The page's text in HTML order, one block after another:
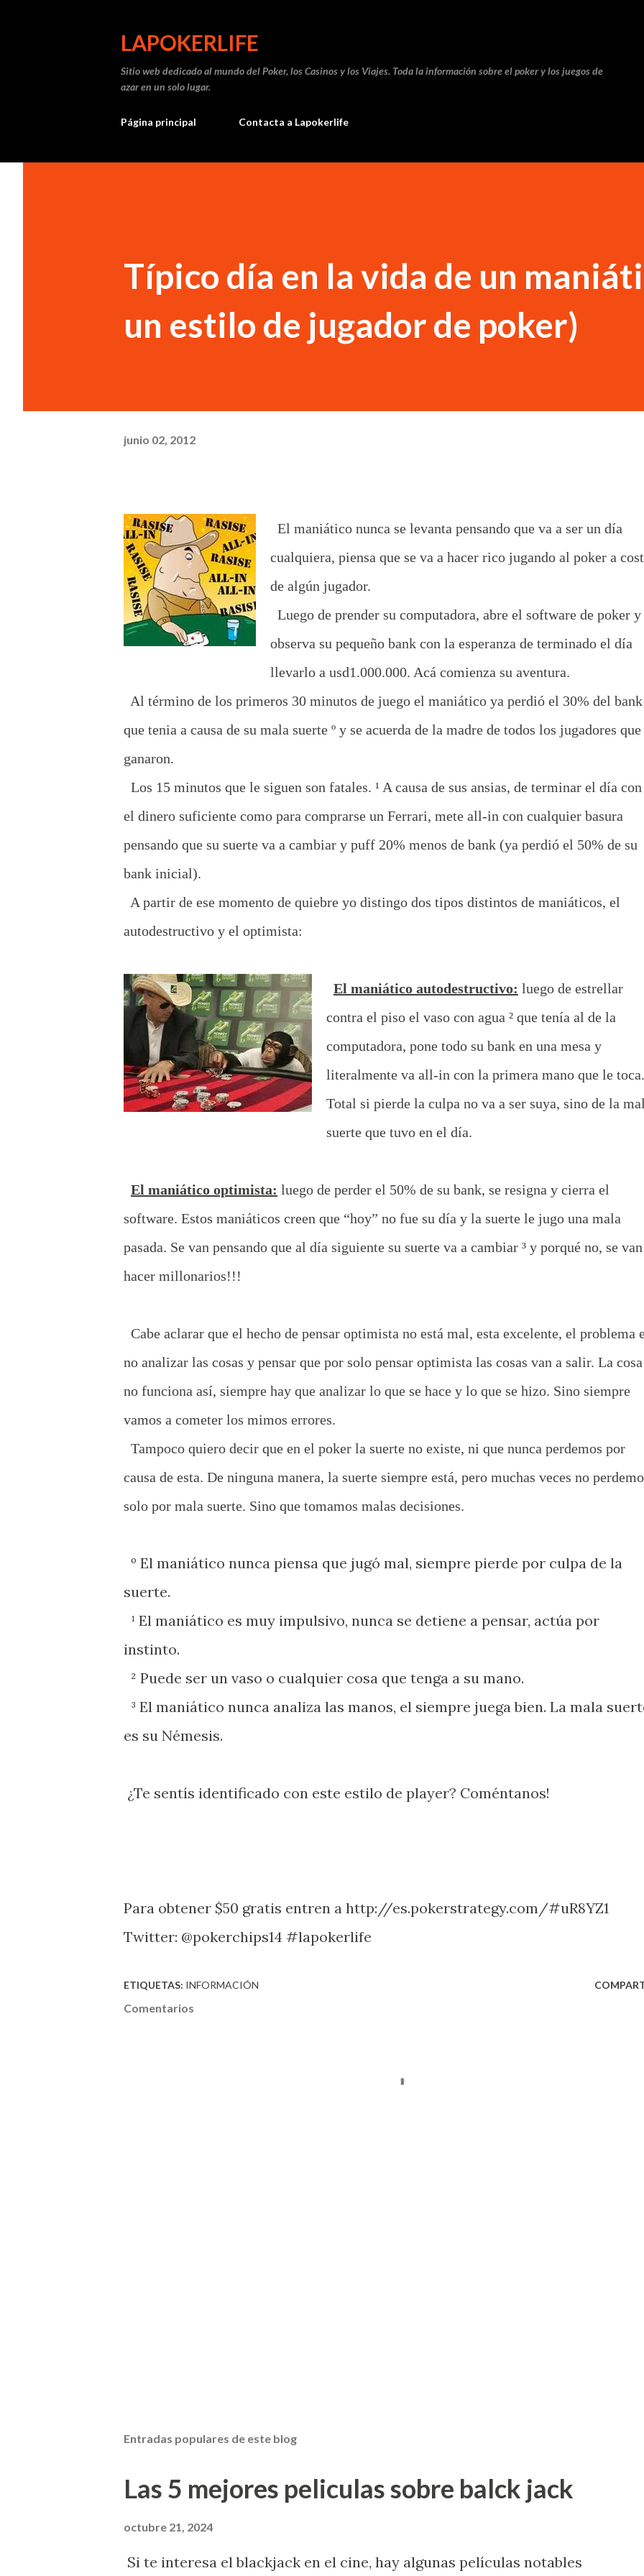
LAPOKERLIFE
Sitio web dedicado al mundo del Poker, los Casinos y los Viajes. Toda la información sobre el poker y los juegos de
azar en un solo lugar.
Página principal Contacta a Lapokerlife
Típico día en la vida de un
un estilo de jugador de poker)
junio 02, 2012
El maniático nunca se levanta pensando que va a ser un día
cualquiera, piensa que se va a hacer rico jugando al poker a
de algún jugador.
Luego de prender su computadora, abre el software de poker y
observa su pequeño bank con la esperanza de terminado el día
llevarlo a usd1.000.000. Acá comienza su aventura.
Al término de los primeros 30 minutos de juego el maniático ya perdió el 30% del bank
que tenia a causa de su mala suerte º y se acuerda de la madre de todos los jugadores
ganaron.
Los 15 minutos que le siguen son fatales. ¹ A causa de sus ansias, de terminar el día con
el dinero suficiente como para comprarse un Ferrari, mete all-in con cualquier basura
pensando que su suerte va a cambiar y puff 20% menos de bank (ya perdió el 50% de su
bank inicial).
A partir de ese momento de quiebre yo distingo dos tipos distintos de maniáticos, el
autodestructivo y el optimista:
El maniático autodestructivo: luego de estrellar
contra el piso el vaso con agua ² que tenía al de la
computadora, pone todo su bank en una mesa y
literalmente va all-in con la primera mano que le toca.
Total si pierde la culpa no va a ser suya, sino de la
suerte que tuvo en el día.
El maniático optimista: luego de perder el 50% de su bank, se resigna y cierra el
software. Estos maniáticos creen que “hoy” no fue su día y la suerte le jugo una mala
pasada. Se van pensando que al día siguiente su suerte va a cambiar ³ y porqué no, se
hacer millonarios!!!
Cabe aclarar que el hecho de pensar optimista no está mal, esta excelente, el problema
no analizar las cosas y pensar que por solo pensar optimista las cosas van a salir. La cosa
no funciona así, siempre hay que analizar lo que se hace y lo que se hizo. Sino siempre
vamos a cometer los mimos errores.
Tampoco quiero decir que en el poker la suerte no existe, ni que nunca perdemos por
causa de esta. De ninguna manera, la suerte siempre está, pero muchas veces no
solo por mala suerte. Sino que tomamos malas decisiones.
º El maniático nunca piensa que jugó mal, siempre pierde por culpa de la
suerte.
¹ El maniático es muy impulsivo, nunca se detiene a pensar, actúa por
instinto.
² Puede ser un vaso o cualquier cosa que tenga a su mano.
³ El maniático nunca analiza las manos, el siempre juega bien. La mala
es su Némesis.
¿Te sentís identificado con este estilo de player?
Para obtener $50 gratis entren a http://es.pokerstrategy.com/#uR8YZ1
Twitter: @pokerchips14 #lapokerlife
ETIQUETAS: INFORMACIÓN
Comentarios
Entradas populares de este blog
Las 5 mejores peliculas sobre balck jack
octubre 21, 2024
Si te interesa el blackjack en el cine, hay algunas películas notables